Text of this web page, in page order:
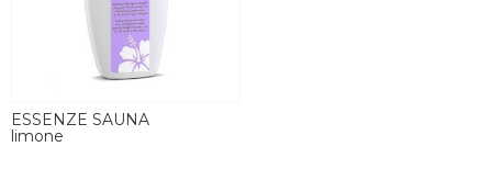
ESSENZE SAUNA
limone